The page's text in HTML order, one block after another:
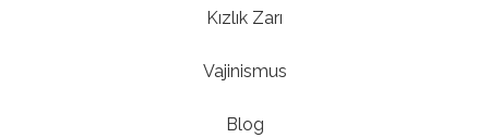
Kızlık Zarı
Vajinismus
Blog